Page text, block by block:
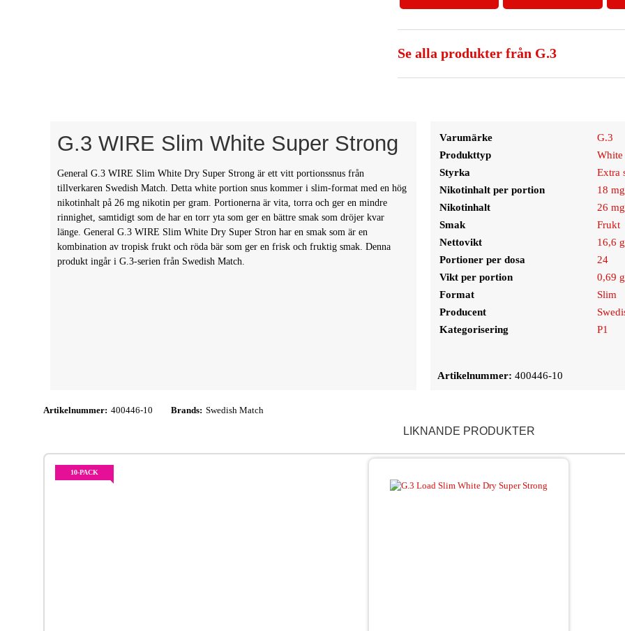
Se alla produkter från G.3
G.3 WIRE Slim White Super Strong
General G.3 WIRE Slim White Dry Super Strong är ett vitt portionssnus från
tillverkaren Swedish Match. Detta white portion snus kommer i slim-format med en hög
nikotinhalt på 26 mg nikotin per gram. Portionerna är vita, torra och ger en mindre
rinnighet, samtidigt som de har en torr yta som ger en bättre smak som dröjer kvar
länge. General G.3 WIRE Slim White Dry Super Stron har en smak som är en
kombination av tropisk frukt och röda bär som ger en frisk och fruktig smak. Denna
produkt ingår i G.3-serien från Swedish Match.
Varumärke
G.3
Produkttyp
White
Styrka
Extra
Nikotinhalt per portion
18 mg
Nikotinhalt
26
Smak
Frukt
Nettovikt
16,6 g
Portioner per dosa
24
Vikt per portion
0,69 g
Format
Slim
Producent
Kategorisering
P1
Artikelnummer:400446-10
Artikelnummer: 400446-10 Brands: Swedish Match
LIKNANDE PRODUKTER
10-PACK